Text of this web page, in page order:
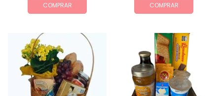
COMPRAR COMPRAR